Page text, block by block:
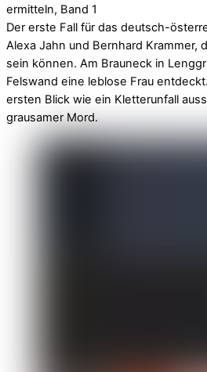
ermitteln, Band 1
Der erste Fall für das deutsch-
Alexa Jahn und Bernhard Krammer,
sein können. Am Brauneck in
Felswand eine leblose Frau
ersten Blick wie ein Kletterunfall
grausamer Mord.